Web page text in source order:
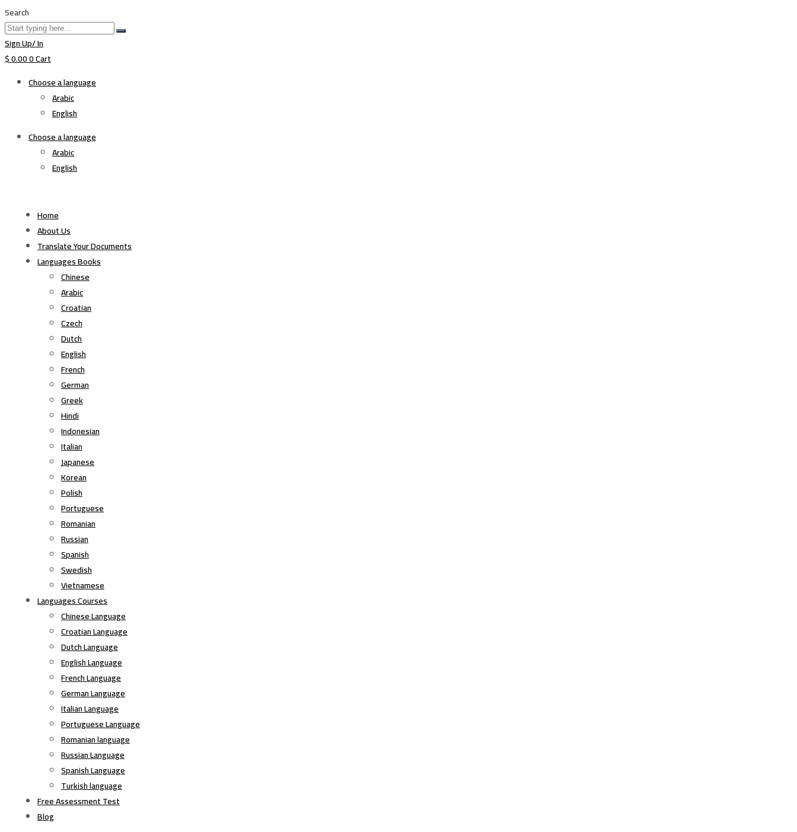
Search
Sign Up/ In
$0.000Cart
Choose a language
Arabic
English
Choose a language
Arabic
English
Home
About Us
Translate Your Documents
Languages Books
Chinese
Arabic
Croatian
Czech
Dutch
English
French
German
Greek
Hindi
Indonesian
Italian
Japanese
Korean
Polish
Portuguese
Romanian
Russian
Spanish
Swedish
Vietnamese
Languages Courses
Chinese Language
Croatian Language
Dutch Language
English Language
French Language
German Language
Italian Language
Portuguese Language
Romanian language
Russian Language
Spanish Language
Turkish language
Free Assessment Test
Blog